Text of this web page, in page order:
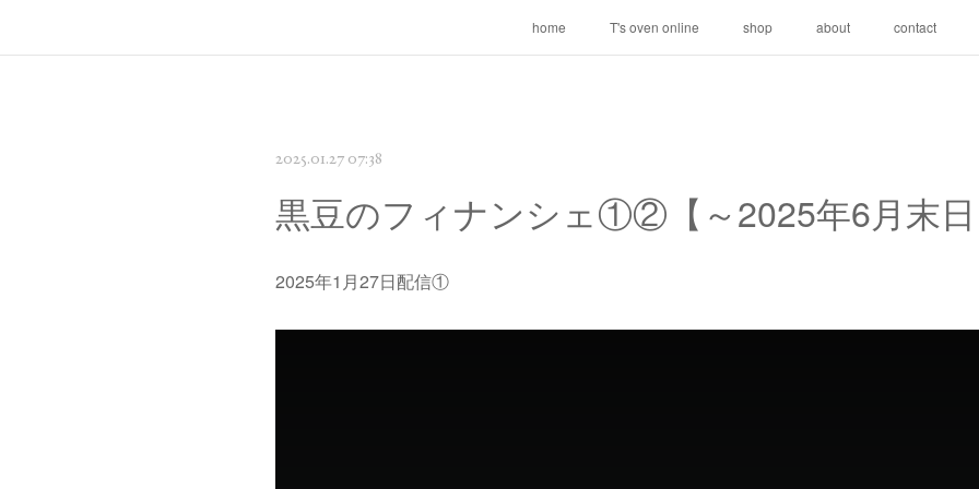
home T's oven online shop about contact
2025.01.27 07:38
黒豆のフィナンシェ①②【～2025年6月末
2025年1月27日配信①